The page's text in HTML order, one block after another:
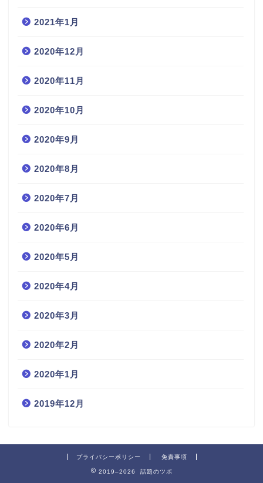
2021年1月
2020年12月
2020年11月
2020年10月
2020年9月
2020年8月
2020年7月
2020年6月
2020年5月
2020年4月
2020年3月
2020年2月
2020年1月
2019年12月
プライバシーポリシー 免責事項
2019–2026 話題のツボ